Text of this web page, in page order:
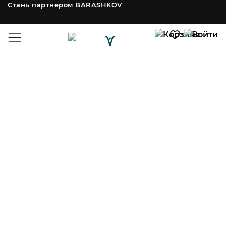
Стань партнером BARASHKOV